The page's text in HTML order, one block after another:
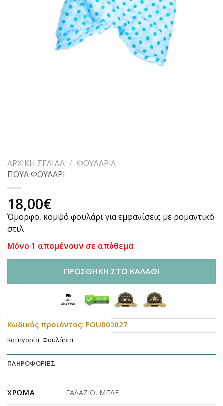
ΑΡΧΙΚΉ ΣΕΛΊΔΑ / ΦΟΥΛΆΡΙΑ
ΠΟΥΑ ΦΟΥΛΑΡΙ
18,00€
Όμορφο, κομψό φουλάρι για εμφανίσεις με ρομαντικό
στιλ
Μόνο 1 απομένουν σε απόθεμα
ΠΡΟΣΘΉΚΗ ΣΤΟ ΚΑΛΆΘΙ
Κωδικός προϊόντος: FOU000027
Κατηγορία: Φουλάρια
ΠΛΗΡΟΦΟΡΊΕΣ
ΧΡΏΜΑ ΓΑΛΑΖΙΟ, ΜΠΛΕ